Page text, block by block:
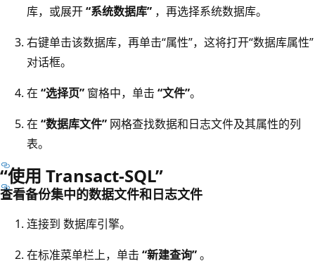
库，或展开“系统数据库” ，再选择系统数据库。
右键单击该数据库，再单击“属性”，这将打开“数据库属性”
对话框。
在 “选择页” 窗格中，单击 “文件”。
在 “数据库文件” 网格查找数据和日志文件及其属性的列
表。
“使用 Transact-SQL”
查看备份集中的数据文件和日志文件
连接到 数据库引擎。
在标准菜单栏上，单击 “新建查询”。